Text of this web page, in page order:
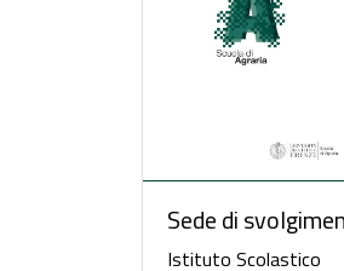
Sede di
Istituto Scolastico